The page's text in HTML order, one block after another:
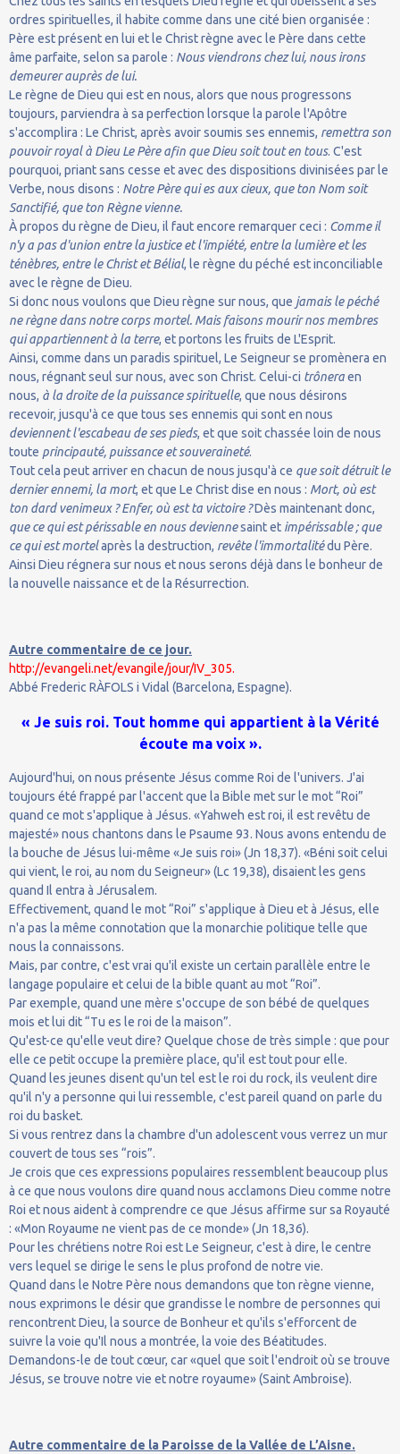
ordres spirituelles, il habite comme dans une cité bien organisée :
Père est présent en lui et le Christ règne avec le Père dans cette
âme parfaite, selon sa parole : Nous viendrons chez lui, nous irons
demeurer auprès de lui.
Le règne de Dieu qui est en nous, alors que nous progressons
toujours, parviendra à sa perfection lorsque la parole l'Apôtre
s'accomplira : Le Christ, après avoir soumis ses ennemis, remettra son
pouvoir royal à Dieu Le Père afin que Dieu soit tout en tous. C'est
pourquoi, priant sans cesse et avec des dispositions divinisées par le
Verbe, nous disons : Notre Père qui es aux cieux, que ton Nom soit
Sanctifié, que ton Règne vienne.
À propos du règne de Dieu, il faut encore remarquer ceci : Comme il
n'y a pas d'union entre la justice et l'impiété, entre la lumière et les
ténèbres, entre le Christ et Bélial, le règne du péché est inconciliable
avec le règne de Dieu.
Si donc nous voulons que Dieu règne sur nous, que jamais le péché
ne règne dans notre corps mortel. Mais faisons mourir nos membres
qui appartiennent à la terre, et portons les fruits de L'Esprit.
Ainsi, comme dans un paradis spirituel, Le Seigneur se promènera en
nous, régnant seul sur nous, avec son Christ. Celui-ci trôneraen
nous, à la droite de la puissance spirituelle, que nous désirons
recevoir, jusqu'à ce que tous ses ennemis qui sont en nous
deviennent l'escabeau de ses pieds, et que soit chassée loin de nous
toute principauté, puissance et souveraineté.
Tout cela peut arriver en chacun de nous jusqu'à ce que soit détruit le
dernier ennemi, la mort, et que Le Christ dise en nous : Mort, où est
ton dard venimeux ? Enfer, où est ta victoire ?Dès maintenant donc,
que ce qui est périssable en nous deviennesaint et impérissable ; que
ce qui est mortelaprès la destruction, revête l'immortalitédu Père.
Ainsi Dieu régnera sur nous et nous serons déjà dans le bonheur de
la nouvelle naissance et de la Résurrection.
Autre commentaire de ce jour.
http://evangeli.net/evangile/jour/IV_305.
Abbé Frederic RÀFOLS i Vidal (Barcelona, Espagne).
« Je suis roi. Tout homme qui appartient à la Vérité
écoute ma voix ».
Aujourd'hui, on nous présente Jésus comme Roi de l'univers. J'ai
toujours été frappé par l'accent que la Bible met sur le mot “Roi”
quand ce mot s'applique à Jésus. «Yahweh est roi, il est revêtu de
majesté» nous chantons dans le Psaume 93. Nous avons entendu de
la bouche de Jésus lui-même «Je suis roi» (Jn 18,37). «Béni soit celui
qui vient, le roi, au nom du Seigneur» (Lc 19,38), disaient les gens
quand Il entra à Jérusalem.
Effectivement, quand le mot “Roi” s'applique à Dieu et à Jésus, elle
n'a pas la même connotation que la monarchie politique telle que
nous la connaissons.
Mais, par contre, c'est vrai qu'il existe un certain parallèle entre le
langage populaire et celui de la bible quant au mot “Roi”.
Par exemple, quand une mère s'occupe de son bébé de quelques
mois et lui dit “Tu es le roi de la maison”.
Qu'est-ce qu'elle veut dire? Quelque chose de très simple : que pour
elle ce petit occupe la première place, qu'il est tout pour elle.
Quand les jeunes disent qu'un tel est le roi du rock, ils veulent dire
qu'il n'y a personne qui lui ressemble, c'est pareil quand on parle du
roi du basket.
Si vous rentrez dans la chambre d'un adolescent vous verrez un mur
couvert de tous ses “rois”.
Je crois que ces expressions populaires ressemblent beaucoup plus
à ce que nous voulons dire quand nous acclamons Dieu comme notre
Roi et nous aident à comprendre ce que Jésus affirme sur sa Royauté
: «Mon Royaume ne vient pas de ce monde» (Jn 18,36).
Pour les chrétiens notre Roi est Le Seigneur, c'est à dire, le centre
vers lequel se dirige le sens le plus profond de notre vie.
Quand dans le Notre Père nous demandons que ton règne vienne,
nous exprimons le désir que grandisse le nombre de personnes qui
rencontrent Dieu, la source de Bonheur et qu'ils s'efforcent de
suivre la voie qu'Il nous a montrée, la voie des Béatitudes.
Demandons-le de tout cœur, car «quel que soit l'endroit où se trouve
Jésus, se trouve notre vie et notre royaume» (Saint Ambroise).
Autre commentaire de la Paroisse de la Vallée de L’Aisne.